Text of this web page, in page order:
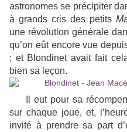
astronomes se précipiter
à grands cris des petits
une révolution générale
qu’on eût encore vue
; et Blondinet avait fait
bien sa leçon.
Il eut pour sa
sur chaque joue, et,
invité à prendre sa part